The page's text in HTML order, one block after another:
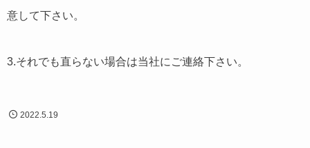
意して下さい。
3.それでも直らない場合は当社にご連絡下さい。
2022.5.19